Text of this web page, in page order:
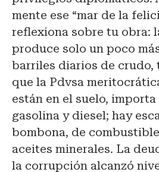
mente ese “mar de la
reflexiona sobre tu obra:
produce solo un poco
barriles diarios de crudo,
que la Pdvsa
están en el suelo,
gasolina y diesel; hay
bombona, de
aceites minerales. La
la corrupción alcanzó